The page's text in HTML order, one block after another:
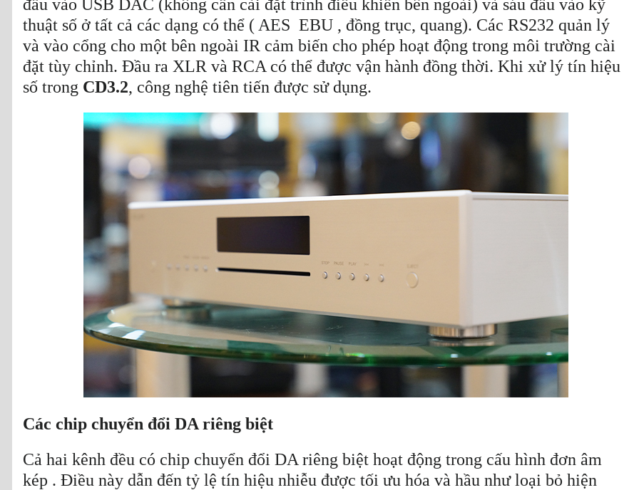
đầu vào USB DAC (không cần cài đặt trình điều khiển bên ngoài) và sáu đầu vào kỹ
thuật số ở tất cả các dạng có thể ( AES EBU , đồng trục, quang). Các RS232 quản lý
và vào cổng cho một bên ngoài IR cảm biến cho phép hoạt động trong môi trường cài
đặt tùy chỉnh. Đầu ra XLR và RCA có thể được vận hành đồng thời. Khi xử lý tín hiệu
số trong CD3.2, công nghệ tiên tiến được sử dụng.
Các chip chuyển đổi DA riêng biệt
Cả hai kênh đều có chip chuyển đổi DA riêng biệt hoạt động trong cấu hình đơn âm
kép . Điều này dẫn đến tỷ lệ tín hiệu nhiễu được tối ưu hóa và hầu như loại bỏ hiện